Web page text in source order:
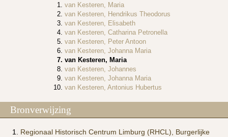
van Kesteren, Maria
van Kesteren, Hendrikus Theodorus
van Kesteren, Elisabeth
van Kesteren, Catharina Petronella
van Kesteren, Peter Antoon
van Kesteren, Johanna Maria
van Kesteren, Maria
van Kesteren, Johannes
van Kesteren, Johanna Maria
van Kesteren, Antonius Hubertus
Bronverwijzing
Regionaal Historisch Centrum Limburg (RHCL), Burgerlijke